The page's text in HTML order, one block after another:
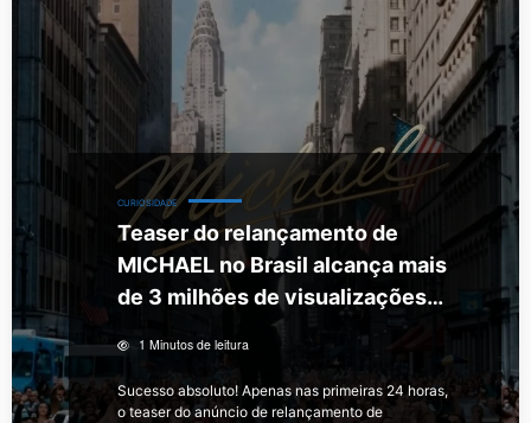
CURIOSIDADE
Teaser do relançamento de
MICHAEL no Brasil alcança mais
de 3 milhões de visualizações
1 Minutos de leitura
Sucesso absoluto! Apenas nas primeiras 24 horas,
o teaser do anúncio de relançamento de